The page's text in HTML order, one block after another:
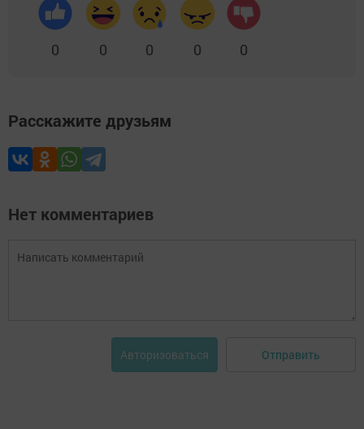
0 0 0 0 0
Расскажите друзьям
Нет комментариев
Авторизоваться Отправить